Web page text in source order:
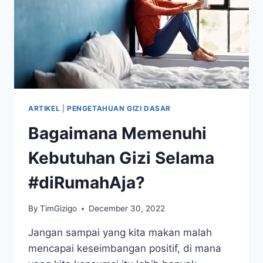
ARTIKEL PENGETAHUAN GIZI DASAR
Bagaimana Memenuhi
Kebutuhan Gizi Selama
#diRumahAja?
By TimGizigo December 30, 2022
Jangan sampai yang kita makan malah
mencapai keseimbangan positif, di mana